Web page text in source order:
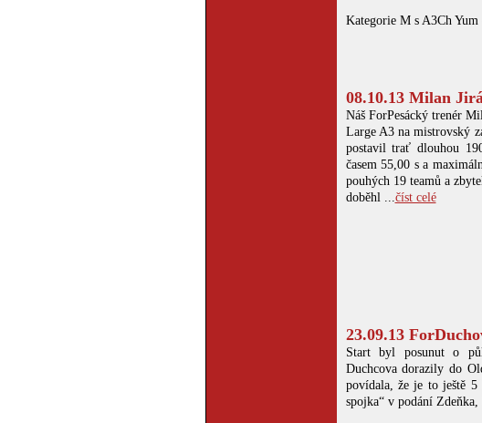
Kategorie M s A3Ch Yum
08.10.13 Milan
Náš ForPesácký trenér
Large A3 na mistrovský
postavil trať dlouhou
časem 55,00 s a
pouhých 19 teamů a
doběhl ... číst celé
23.09.13
Start byl posunut o
Duchcova dorazily do
povídala, že je to ještě
spojka“ v podání